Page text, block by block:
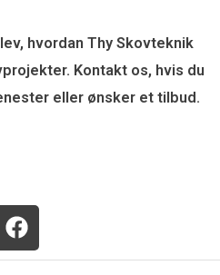
hvordan Thy Skovteknik
Kontakt os, hvis du
eller ønsker et tilbud.
F
a
c